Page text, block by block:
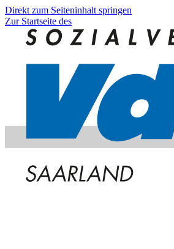
Direkt zum Seiteninhalt springen
Zur Startseite des